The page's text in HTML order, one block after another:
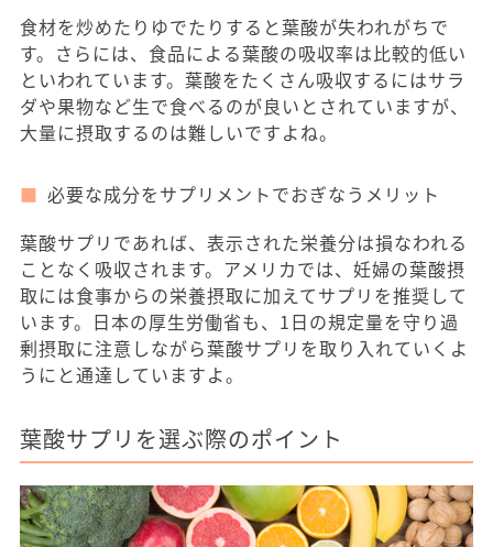
食材を炒めたりゆでたりすると葉酸が失われがちで
す。さらには、食品による葉酸の吸収率は比較的低い
といわれています。葉酸をたくさん吸収するにはサラ
ダや果物など生で食べるのが良いとされていますが、
大量に摂取するのは難しいですよね。
必要な成分をサプリメントでおぎなうメリット
葉酸サプリであれば、表示された栄養分は損なわれる
ことなく吸収されます。アメリカでは、妊婦の葉酸摂
取には食事からの栄養摂取に加えてサプリを推奨して
います。日本の厚生労働省も、1日の規定量を守り過
剰摂取に注意しながら葉酸サプリを取り入れていくよ
うにと通達していますよ。
葉酸サプリを選ぶ際のポイント